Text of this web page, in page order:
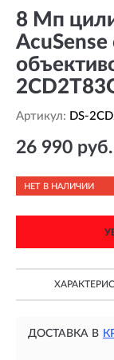
8 Мп
Артикул: DS-
26 990 руб.
НЕТ В НАЛИЧИИ
ДОСТАВКА В